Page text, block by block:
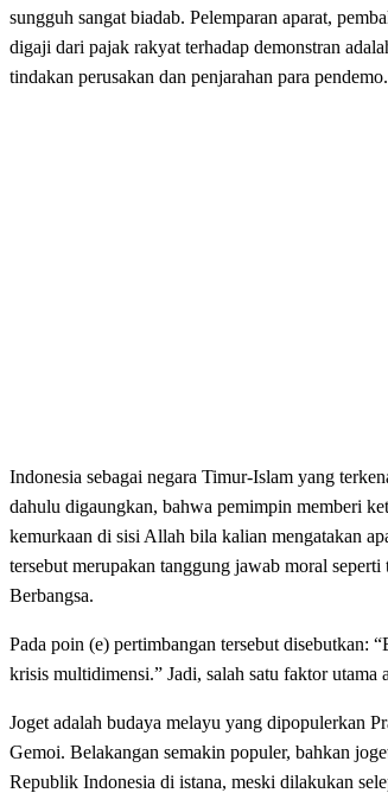
sungguh sangat biadab. Pelemparan aparat,
digaji dari pajak rakyat terhadap demonstran
tindakan perusakan dan penjarahan para
Indonesia sebagai negara Timur-Islam yang
dahulu digaungkan, bahwa pemimpin memberi
kemurkaan di sisi Allah bila kalian mengatakan
tersebut merupakan tanggung jawab moral
Berbangsa.
Pada poin (e) pertimbangan tersebut disebutkan:
krisis multidimensi.” Jadi, salah satu faktor
Joget adalah budaya melayu yang dipopulerkan
Gemoi. Belakangan semakin populer, bahkan
Republik Indonesia di istana, meski dilakukan